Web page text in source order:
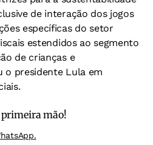
de interação dos jogos
específicas do setor
estendidos ao segmento
de crianças e
o presidente Lula em
mão!